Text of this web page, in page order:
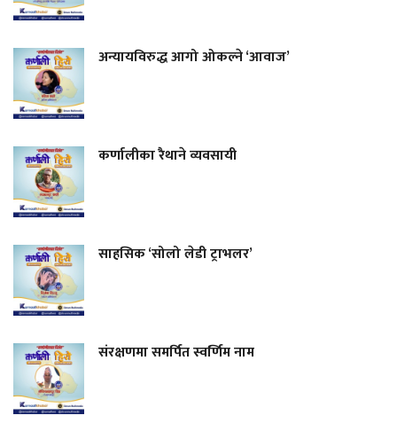
अन्यायविरुद्ध आगो ओकल्ने ‘आवाज’
कर्णालीका रैथाने व्यवसायी
साहसिक ‘सोलो लेडी ट्राभलर’
संरक्षणमा समर्पित स्वर्णिम नाम